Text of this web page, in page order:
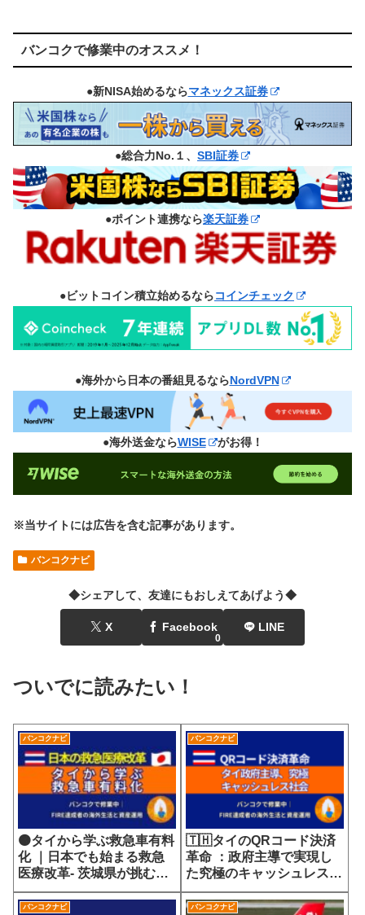
バンコクで修業中のオススメ！
●新NISA始めるならマネックス証券
●総合力No.１、 SBI証券
●ポイント連携なら楽天証券
●ビットコイン積立始めるならコインチェック
●海外から日本の番組見るならNordVPN
●海外送金ならWISE がお得！
※当サイトには広告を含む記事があります。
バンコクナビ
◆シェアして、友達にもおしえてあげよう◆
X Facebook
0
LINE
ついでに読みたい！
バンコクナビ
🟠タイから学ぶ救急車有料
化 ｜日本でも始まる救急
医療改革- 茨城県が挑む
7700円の選定療養費が示
す医療サービスの未来
バンコクナビ
🇹🇭タイのQRコード決済
革命 ：政府主導で実現し
た究極のキャッシュレス社
会
バンコクナビ バンコクナビ